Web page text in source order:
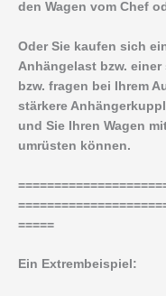
den Wagen vom Chef
Oder Sie kaufen sich
Anhängelast bzw.
bzw. fragen bei Ihrem
stärkere
und Sie Ihren Wagen
umrüsten können.
=====
Ein Extrembeispiel: